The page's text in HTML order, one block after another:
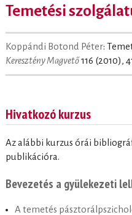
Temetési
Koppándi Botond Péter:
Keresztény Magvető116 (2010),
Hivatkozó kurzus
Az alábbi kurzus órái
publikációra.
Bevezetés a gyülekezeti
A temetés